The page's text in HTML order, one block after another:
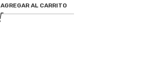
AGREGAR AL CARRITO